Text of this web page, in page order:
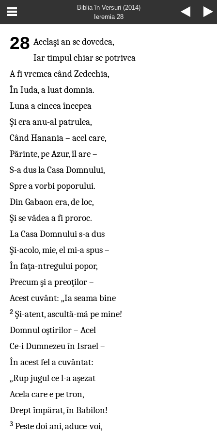
Biblia în Versuri (2014)
Ieremia 28
28 Acelaşi an se dovedea,
Iar timpul chiar se potrivea
A fi vremea când Zedechia,
În Iuda, a luat domnia.
Luna a cincea începea
Şi era anu-al patrulea,
Când Hanania – acel care,
Părinte, pe Azur, îl are –
S-a dus la Casa Domnului,
Spre a vorbi poporului.
Din Gabaon era, de loc,
Şi se vădea a fi proroc.
La Casa Domnului s-a dus
Şi-acolo, mie, el mi-a spus –
În faţa-ntregului popor,
Precum şi a preoţilor –
Acest cuvânt: „Ia seama bine
2 Şi-atent, ascultă-mă pe mine!
Domnul oştirilor – Acel
Ce-i Dumnezeu în Israel –
În acest fel a cuvântat:
„Rup jugul ce l-a aşezat
Acela care e pe tron,
Drept împărat, în Babilon!
3 Peste doi ani, aduce-voi,